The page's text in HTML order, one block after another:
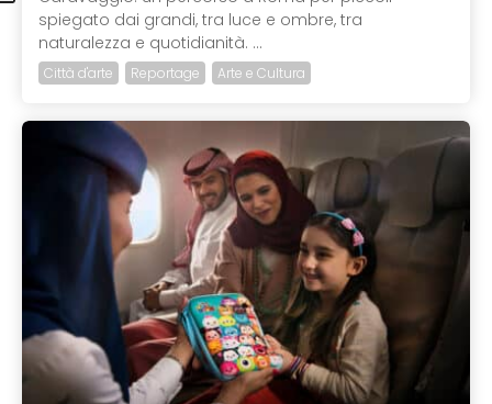
spiegato dai grandi, tra luce e ombre, tra
naturalezza e quotidianità. ...
Città d'arte Reportage Arte e Cultura